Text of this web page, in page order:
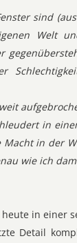
sind
Welt
in
in der
wie ich
in einer
Detail